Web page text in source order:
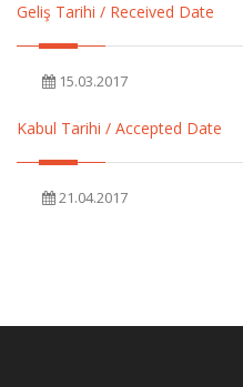
Geliş Tarihi / Received Date
15.03.2017
Kabul Tarihi / Accepted Date
21.04.2017